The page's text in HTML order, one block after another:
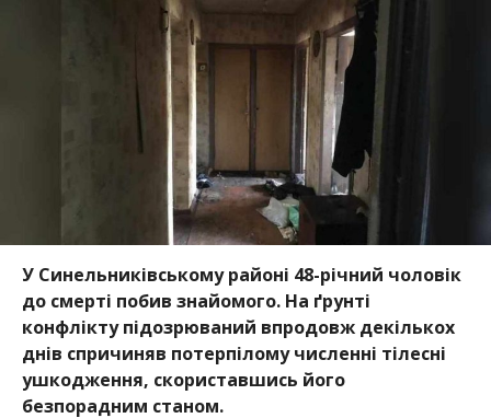
У Синельниківському районі 48-річний чоловік
до смерті побив знайомого. На ґрунті
конфлікту підозрюваний впродовж декількох
днів спричиняв потерпілому численні тілесні
ушкодження, скориставшись його
безпорадним станом.